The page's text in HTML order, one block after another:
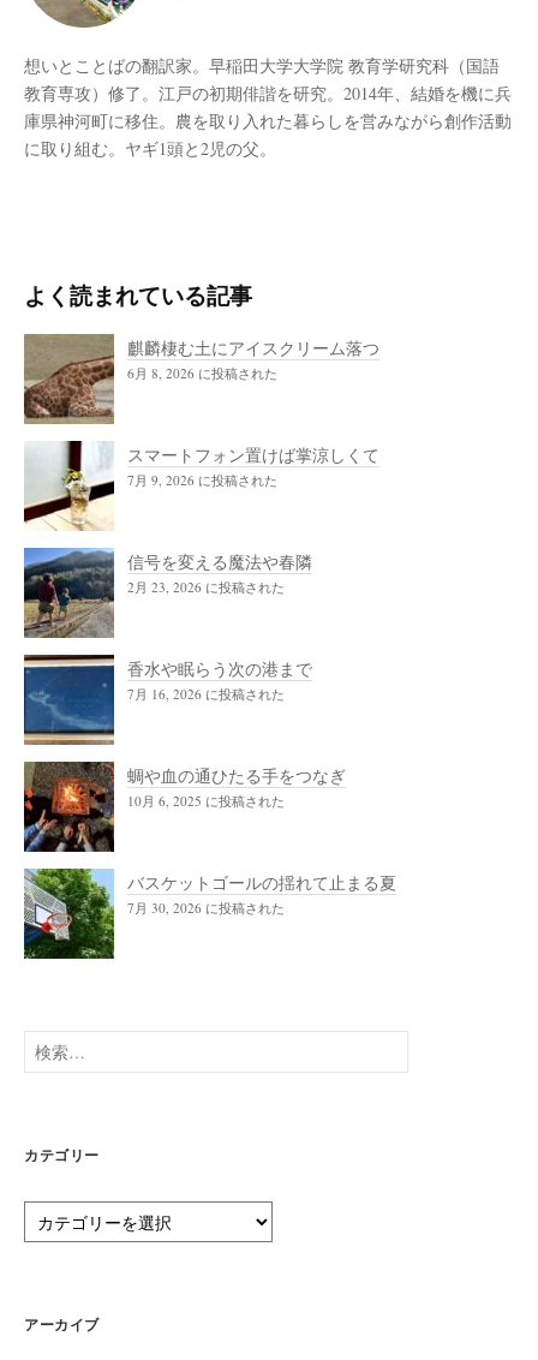
想いとことばの翻訳家。早稲田大学大学院 教育学研究科（国語
教育専攻）修了。江戸の初期俳諧を研究。2014年、結婚を機に兵
庫県神河町に移住。農を取り入れた暮らしを営みながら創作活動
に取り組む。ヤギ1頭と2児の父。
よく読まれている記事
麒麟棲む土にアイスクリーム落つ
6月 8, 2026 に投稿された
スマートフォン置けば掌涼しくて
7月 9, 2026 に投稿された
信号を変える魔法や春隣
2月 23, 2026 に投稿された
香水や眠らう次の港まで
7月 16, 2026 に投稿された
蜩や血の通ひたる手をつなぎ
10月 6, 2025 に投稿された
バスケットゴールの揺れて止まる夏
7月 30, 2026 に投稿された
検
索:
カテゴリー
テ
ー
アーカイブ